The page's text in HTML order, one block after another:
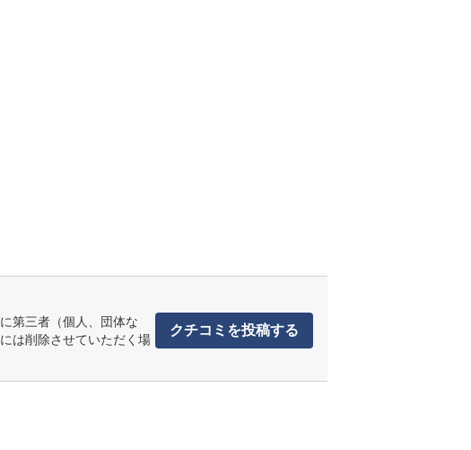
第三者（個人、団体な
は削除させていただく場
クチコミを投稿する